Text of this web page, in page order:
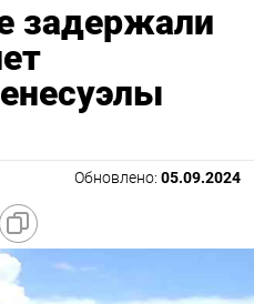
задержали
Обновлено: 05.09.2024